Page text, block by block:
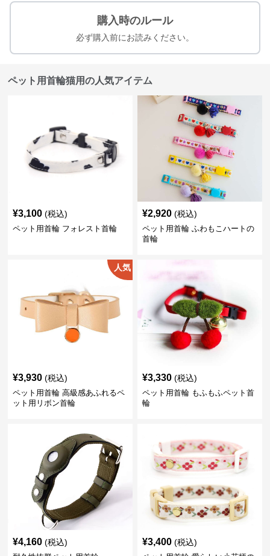
購入時のルール
必ず購入前にお読みください。
ペット用首輪猫用の人気アイテム
¥3,100 (税込)
ペット用首輪 フォレスト首輪
¥2,920 (税込)
ペット用首輪 ふわもこハートの
首輪
人気
¥3,930 (税込)
ペット用首輪 高級感あふれるペ
ット用リボン首輪
¥3,330 (税込)
ペット用首輪 もふもふペット首
輪
¥4,160 (税込) ¥3,400 (税込)